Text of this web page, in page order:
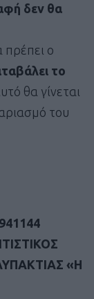
δεν θα
πρέπει ο
το
θα γίνεται
του
«Η